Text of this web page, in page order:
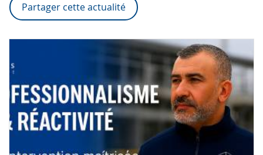
Partager cette actualité